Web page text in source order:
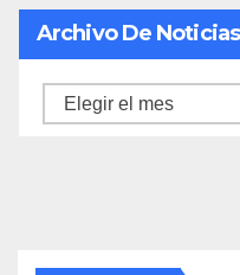
Archivo De Noticias
Archivo